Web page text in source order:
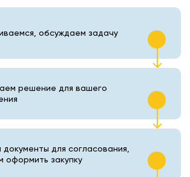
обсуждаем задачу
решение для вашего
документы для согласования,
оформить закупку